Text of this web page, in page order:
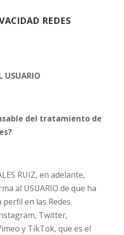
REDES
USUARIO
del tratamiento de
RUIZ, en adelante,
al USUARIO de que ha
en las Redes
Twitter,
y TikTok, que es el